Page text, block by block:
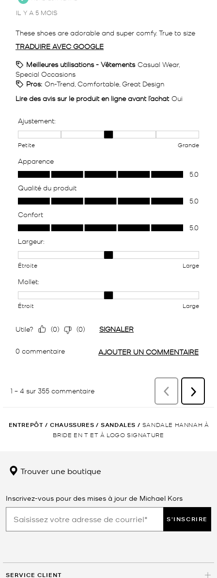
ENTREPÔT / CHAUSSURES / SANDALES / SANDALE HANNAH À
BRIDE EN T ET À LOGO SIGNATURE
Trouver une boutique
Inscrivez-vous pour des mises à jour de Michael Kors
S'INSCRIRE
SERVICE CLIENT